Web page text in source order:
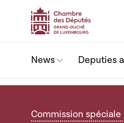
News Deputies
Commission spéciale